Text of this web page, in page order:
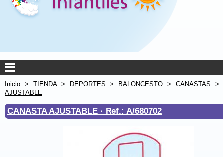
Inicio > TIENDA> DEPORTES > BALONCESTO > CANASTAS >
AJUSTABLE
CANASTA AJUSTABLE · Ref.: A/680702